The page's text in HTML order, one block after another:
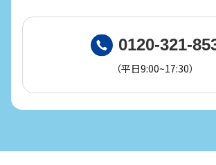
0120-321-
（平日9:00~17:30）